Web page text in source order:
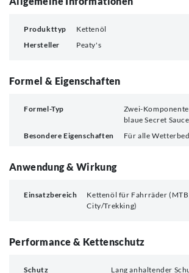
Produkttyp
Kettenöl
Hersteller
Peaty's
Formel & Eigenschaften
Formel-Typ
Zwei-
blaue Secret
Besondere Eigenschaften
Für alle
Anwendung & Wirkung
Einsatzbereich
Kettenöl für Fahrräder
City/Trekking)
Performance & Kettenschutz
Schutz Lang anhaltender